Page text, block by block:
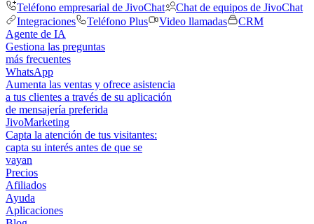
Teléfono empresarial de JivoChat
Chat de equipos de JivoChat
Integraciones
Teléfono Plus Video llamadas
CRM
Agente de IA
Gestiona las preguntas
más frecuentes
WhatsApp
Aumenta las ventas y ofrece asistencia
a tus clientes a través de su aplicación
de mensajería preferida
JivoMarketing
Capta la atención de tus visitantes:
capta su interés antes de que se
vayan
Precios
Afiliados
Ayuda
Aplicaciones